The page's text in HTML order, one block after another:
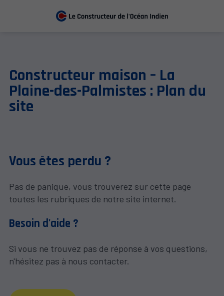
Constructeur maison – La
Plaine-des-Palmistes : Plan du
site
Vous êtes perdu ?
Pas de panique, vous trouverez sur cette page
toutes les rubriques de notre site internet.​​
Besoin d'aide ?
Si vous ne trouvez pas de réponse à vos questions,
n'hésitez pas à nous contacter.